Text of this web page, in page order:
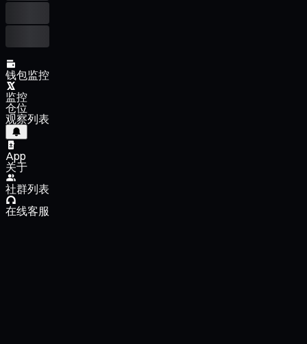
钱包监控
监控
仓位
观察列表
App
关于
社群列表
在线客服